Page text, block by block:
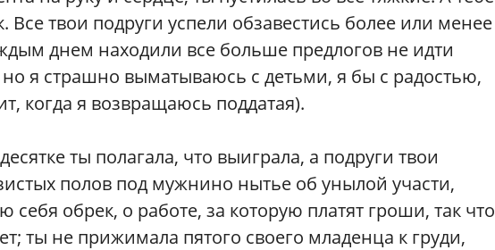
Все твои подруги успели обзавестись более или менее
днем находили все больше предлогов не идти
я страшно выматываюсь с детьми, я бы с радостью,
когда я возвращаюсь поддатая).
ты полагала, что выиграла, а подруги твои
полов под мужнино нытье об унылой участи,
обрек, о работе, за которую платят гроши, так что
ты не прижимала пятого своего младенца к груди,